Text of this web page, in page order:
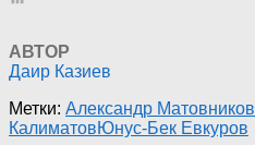
АВТОР
Даир Казиев
Метки: Александр Матовников
КалиматовЮнус-Бек Евкуров